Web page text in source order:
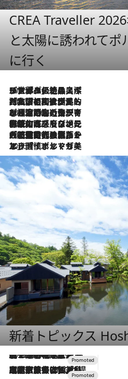
CREA Traveller
と太陽に誘われてポ
に行く
2026.8.8
リスボンの絶品スイーツ「パステル・デ・ナタ」とは？ポルトガル伝統の奥深い世界へ
2026.7.27
「私の祖国はポルトガル語です」国民的詩人フェルナンド・ペソアと、彼が愛した文学の街を歩く
2026.7.26
ポルトガル近海が育む極上の海の幸。キリリと冷えた白ワインと愉しむ、シーフード専門店の贅沢
2026.7.22
伝統の味をモダンに昇華。高感度な地元客が集う、リスボンの最旬ガストロノミー
2026.7.21
大航海時代の栄華から、震災、独裁、そして革命へ。ポルトガル・首都リスボンの石畳に刻まれた「歴史の光と影」
2026.7.13
エッセイ・ヤマザキマリ「慎ましくも美しき国 ポルトガル」
新着トピックス
2026.8.7
【トンボの足水浴】ヒノキの香りに包まれて涼感マックス！約13℃の湧水かけ流しを避暑地「星野温泉 トンボの湯」で体験
2026.7.31
【ホテル帰省】という選択肢をOMOが提案。家族とほどよい距離を保つには「昼は実家、夜は気兼ねなくホテルで！」